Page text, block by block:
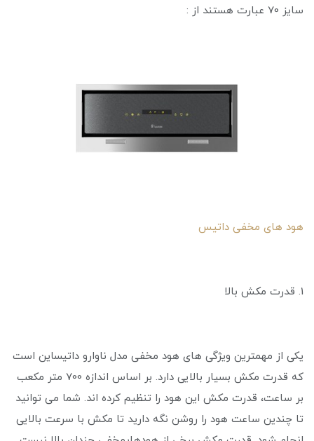
سایز 70 عبارت هستند از :
هود های مخفی داتیس
1. قدرت مکش بالا
یکی از مهمترین ویژگی ‌های هود مخفی مدل ناوارو داتیساین است
که قدرت مکش بسیار بالایی دارد. بر اساس اندازه 700 متر مکعب
بر ساعت، قدرت مکش این هود را تنظیم کرده اند. شما می توانید
تا چندین ساعت هود را روشن نگه دارید تا مکش با سرعت بالایی